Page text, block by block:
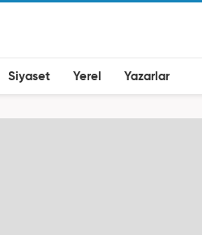
Siyaset Yerel Yazarlar